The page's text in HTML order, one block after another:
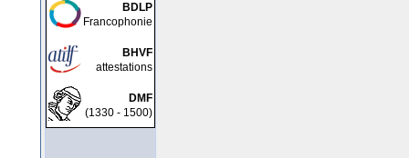
BDLP
Francophonie
BHVF
attestations
DMF
(1330 - 1500)